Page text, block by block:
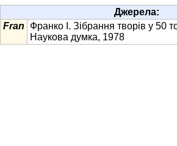
Джерела:
Fran
Франко І. Зібрання творів у 50
Наукова думка, 1978